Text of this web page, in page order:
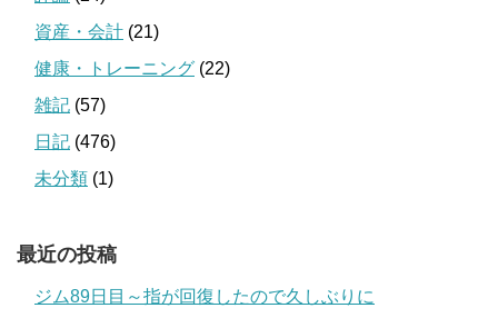
資産・会計 (21)
健康・トレーニング (22)
雑記 (57)
日記 (476)
未分類 (1)
最近の投稿
ジム89日目～指が回復したので久しぶりに